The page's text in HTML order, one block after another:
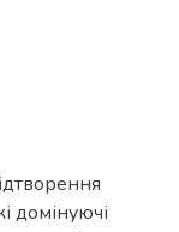
домінуючі